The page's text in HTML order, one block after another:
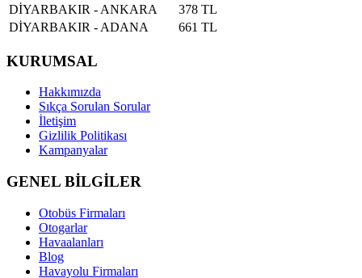
DİYARBAKIR - ANKARA
378 TL
DİYARBAKIR - ADANA
661 TL
KURUMSAL
Hakkımızda
Sıkça Sorulan Sorular
İletişim
Gizlilik Politikası
Kampanyalar
GENEL BİLGİLER
Otobüs Firmaları
Otogarlar
Havaalanları
Blog
Havayolu Firmaları